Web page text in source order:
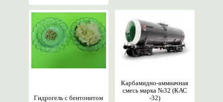
Гидрогель с бентонитом
Карбамидно-аммиачная
смесь марка №32 (КАС
-32)